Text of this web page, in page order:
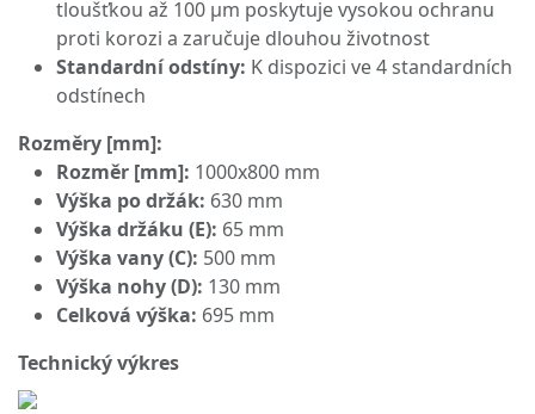
tloušťkou až 100 μm poskytuje vysokou ochranu
proti korozi a zaručuje dlouhou životnost
Standardní odstíny: K dispozici ve 4 standardních
odstínech
Rozměry [mm]:
Rozměr [mm]: 1000x800 mm
Výška po držák: 630 mm
Výška držáku (E): 65 mm
Výška vany (C): 500 mm
Výška nohy (D): 130 mm
Celková výška: 695 mm
Technický výkres